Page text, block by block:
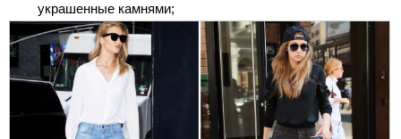
украшенные камнями;